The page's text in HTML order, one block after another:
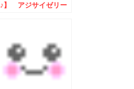
♪】 アジサイゼリー